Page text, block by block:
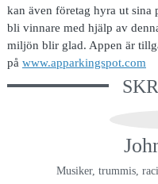
kan även företag hyra ut sina
bli vinnare med hjälp av
miljön blir glad. Appen är
på www.apparkingspot.com
Musiker, trummis,